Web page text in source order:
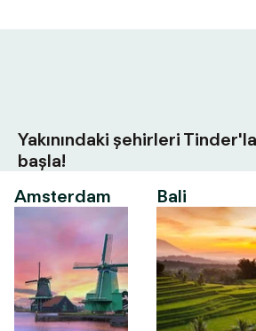
Yakınındaki şehirleri
başla!
Amsterdam
Bali